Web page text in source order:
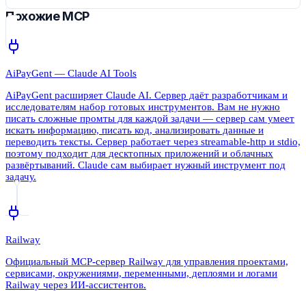
Похожие MCP
AiPayGent — Claude AI Tools
AiPayGent расширяет Claude AI. Сервер даёт разработчикам и
исследователям набор готовых инструментов. Вам не нужно
писать сложные промты для каждой задачи — сервер сам умеет
искать информацию, писать код, анализировать данные и
переводить тексты. Сервер работает через streamable-http и stdio,
поэтому подходит для десктопных приложений и облачных
развёртываний. Claude сам выбирает нужный инструмент под
задачу.
Railway
Официальный MCP-сервер Railway для управления проектами,
сервисами, окружениями, переменными, деплоями и логами
Railway через ИИ-ассистентов.